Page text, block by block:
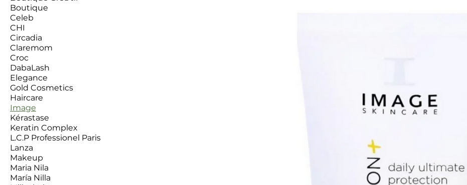
Boutique
Celeb
CHI
Circadia
Claremom
Croc
DabaLash
Elegance
Gold Cosmetics
Haircare
Image
Kérastase
Keratin Complex
L.C.P Professionel Paris
Lanza
Makeup
Maria Nila
María Nilla